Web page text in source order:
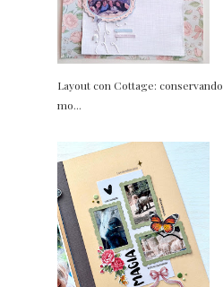
Layout con Cottage: conservando
mo...